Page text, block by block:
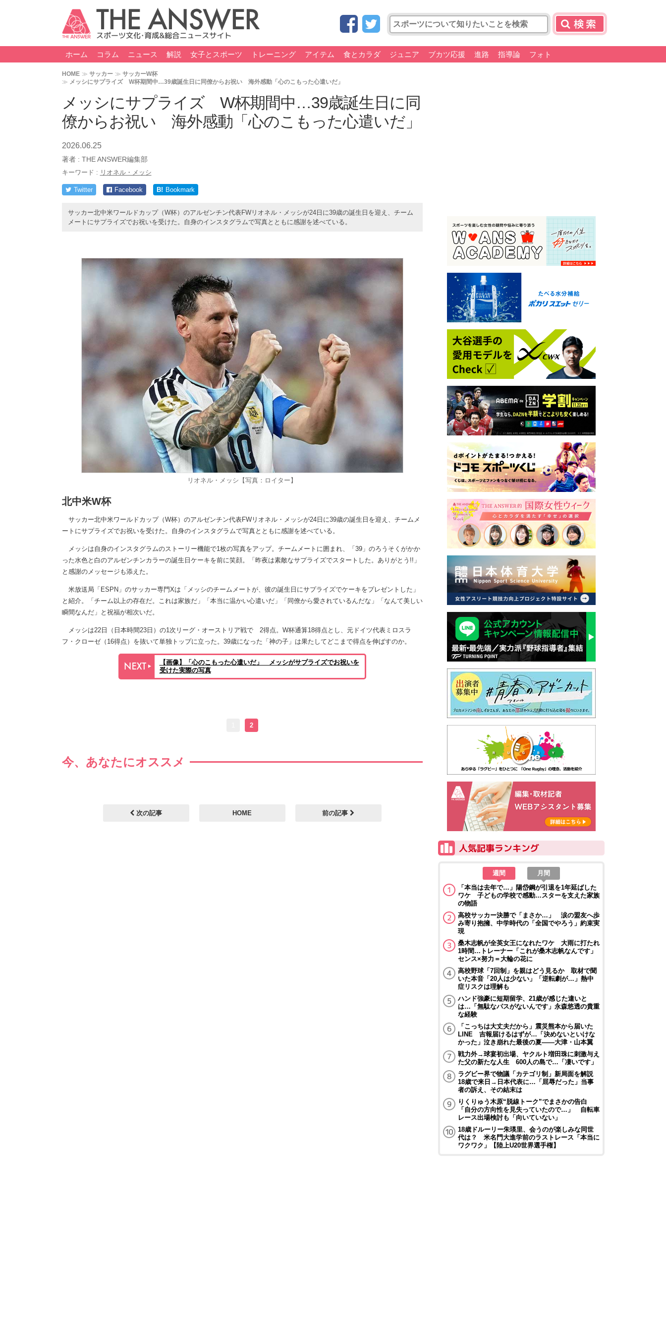
ホーム コラム ニュース 解説 女子とスポーツ トレーニング アイテム 食とカラダ ジュニア ブカツ応援 進路 指導論 フォト
HOME サッカー
サッカーW杯
メッシにサプライズ W杯期間中…39歳誕生日に同僚からお祝い 海外感動「心のこもった心遣いだ」
メッシにサプライズ W杯期間中…39歳誕生日に同
僚からお祝い 海外感動「心のこもった心遣いだ」
2026.06.25
著者 : THE ANSWER編集部
キーワード : リオネル・メッシ
Twitter Facebook B! Bookmark
サッカー北中米ワールドカップ（W杯）のアルゼンチン代表FWリオネル・メッシが24日に39歳の誕生日を迎え、チーム
メートにサプライズでお祝いを受けた。自身のインスタグラムで写真とともに感謝を述べている。
リオネル・メッシ【写真：ロイター】
北中米W杯
サッカー北中米ワールドカップ（W杯）のアルゼンチン代表FWリオネル・メッシが24日に39歳の誕生日を迎え、チームメ
ートにサプライズでお祝いを受けた。自身のインスタグラムで写真とともに感謝を述べている。
メッシは自身のインスタグラムのストーリー機能で1枚の写真をアップ。チームメートに囲まれ、「39」のろうそくがかか
った水色と白のアルゼンチンカラーの誕生日ケーキを前に笑顔。「昨夜は素敵なサプライズでスタートした。ありがとう!!」
と感謝のメッセージも添えた。
米放送局「ESPN」のサッカー専門Xは「メッシのチームメートが、彼の誕生日にサプライズでケーキをプレゼントした」
と紹介。「チーム以上の存在だ。これは家族だ」「本当に温かい心遣いだ」「同僚から愛されているんだな」「なんて美しい
瞬間なんだ」と祝福が相次いだ。
メッシは22日（日本時間23日）の1次リーグ・オーストリア戦で 2得点。W杯通算18得点とし、元ドイツ代表ミロスラ
フ・クローゼ（16得点）を抜いて単独トップに立った。39歳になった「神の子」は果たしてどこまで得点を伸ばすのか。
【画像】「心のこもった心遣いだ」 メッシがサプライズでお祝いを
受けた実際の写真
2
今、あなたにオススメ
次の記事 HOME 前の記事
週間
月間
「本当は去年で…」陽岱鋼が引退を1年延ばした
ワケ 子どもの学校で感動…スターを支えた家族
の物語
高校サッカー決勝で「まさか…」 涙の盟友へ歩
み寄り抱擁、中学時代の「全国でやろう」約束実
現
桑木志帆が全英女王になれたワケ 大雨に打たれ
1時間…トレーナー「これが桑木志帆なんです」
センス×努力＝大輪の花に
高校野球「7回制」を親はどう見るか 取材で聞
いた本音「20人は少ない」「逆転劇が…」熱中
症リスクは理解も
ハンド強豪に短期留学、21歳が感じた違いと
は…「無駄なパスがないんです」永森悠透の貴重
な経験
「こっちは大丈夫だから」震災熊本から届いた
LINE 吉報届けるはずが…「決めないといけな
かった」泣き崩れた最後の夏――大津・山本翼
戦力外→球宴初出場、ヤクルト増田珠に刺激与え
た父の新たな人生 600人の島で…「凄いです」
ラグビー界で物議「カテゴリ制」新局面を解説
18歳で来日→日本代表に…「屈辱だった」当事
者の訴え、その結末は
りくりゅう木原“脱線トーク”でまさかの告白
「自分の方向性を見失っていたので…」 自転車
レース出場検討も「向いていない」
18歳ドルーリー朱瑛里、会うのが楽しみな同世
代は？ 米名門大進学前のラストレース「本当に
ワクワク」【陸上U20世界選手権】